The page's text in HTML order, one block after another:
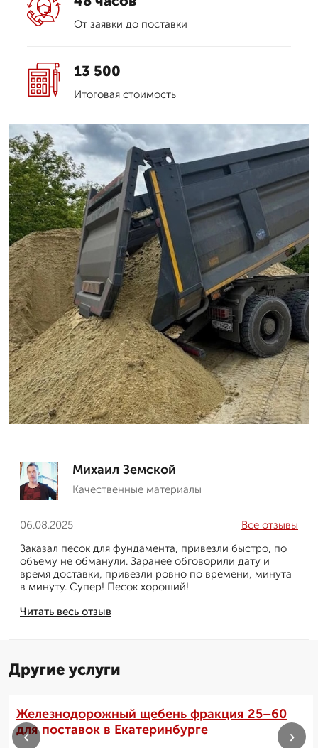
От заявки до поставки
13 500
Итоговая стоимость
Михаил Земской
Качественные материалы
06.08.2025
Читать весь отзыв
Все отзывы
Заказал песок для фундамента, привезли быстро, по
объему не обманули. Заранее обговорили дату и
время доставки, привезли ровно по времени, минута
в минуту. Супер! Песок хороший!
Другие услуги
Железнодорожный щебень фракция 25–60
для поставок в Екатеринбурге
‹ ›